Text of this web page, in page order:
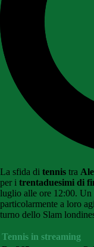
La sfida di tennis tra
per i trentaduesimi di
luglio alle ore 12:00. Un
particolarmente a loro
turno dello Slam
Tennis in streaming